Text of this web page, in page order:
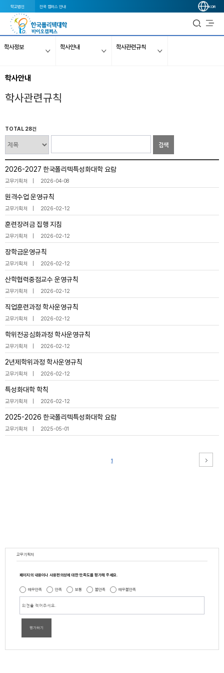
학교법인 전국 캠퍼스 안내 KOR
학사정보 학사안내 학사관련규칙
학사안내
학사관련규칙
TOTAL 28건
검색
2026-2027 한국폴리텍특성화대학 요람
교무기획처 2026-04-08
원격수업 운영규칙
교무기획처 2026-02-12
훈련장려금 집행 지침
교무기획처 2026-02-12
장학금운영규칙
교무기획처 2026-02-12
산학협력중점교수 운영규칙
교무기획처 2026-02-12
직업훈련과정 학사운영규칙
교무기획처 2026-02-12
학위전공심화과정 학사운영규칙
교무기획처 2026-02-12
2년제학위과정 학사운영규칙
교무기획처 2026-02-12
특성화대학 학칙
교무기획처 2026-02-12
2025-2026 한국폴리텍특성화대학 요람
교무기획처 2025-05-01
1
교무기획처
페이지의 내용이나 사용편의성에 대한 만족도를 평가해 주세요.
매우만족 만족 보통 불만족 매우불만족
평가하기